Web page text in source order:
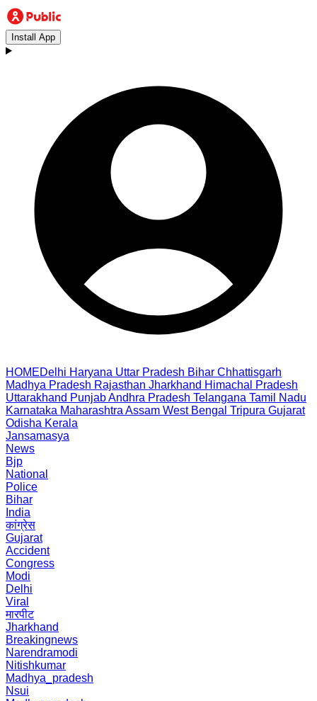
Install App
HOMEDelhi Haryana Uttar Pradesh Bihar Chhattisgarh
Madhya Pradesh Rajasthan Jharkhand Himachal Pradesh
Uttarakhand PunjabAndhra Pradesh Telangana Tamil Nadu
Karnataka Maharashtra Assam West Bengal Tripura Gujarat
Odisha Kerala
Jansamasya
News
Bjp
National
Police
Bihar
India
कांग्रेस
Gujarat
Accident
Congress
Modi
Delhi
Viral
मारपीट
Jharkhand
Breakingnews
Narendramodi
Nitishkumar
Madhya_pradesh
Nsui